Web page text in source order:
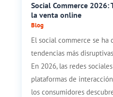
Social Commerce 2026:
la venta online
Blog
El social commerce se ha
tendencias más
En 2026, las redes
plataformas de
los consumidores